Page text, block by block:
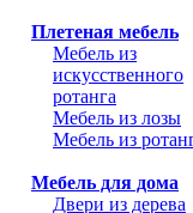
Плетеная мебель
Мебель из
искусственного
ротанга
Мебель из лозы
Мебель из
Мебель для дома
Двери из дерева